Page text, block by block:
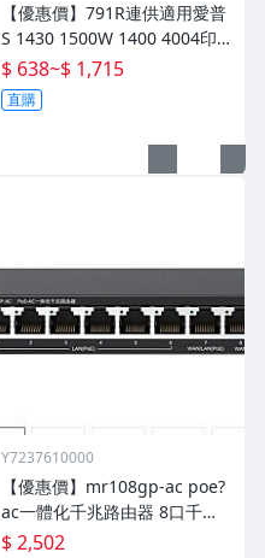
【優惠價】791R連供適用愛普
S 1430 1500W 1400 4004印
表機墨水盒晶片連供
$ 638~$ 1,715
直購
Y7237610000
【優惠價】mr108gp-ac poe?
ac一體化千兆路由器 8口千兆
一體化機 108gp
$ 2,502